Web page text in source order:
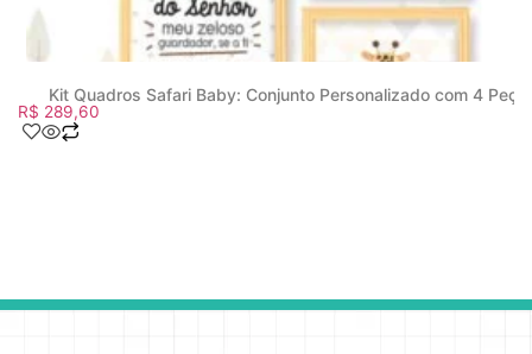
Kit Quadros Safari Baby: Conjunto Personalizado com 4
R$ 289,60